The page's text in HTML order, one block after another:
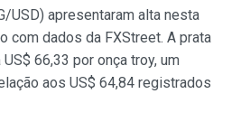
USD) apresentaram alta nesta
com dados da FXStreet. A prata
66,33 por onça troy, um
aos US$ 64,84 registrados